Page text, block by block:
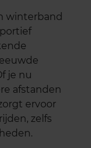
winterband
je nu
afstanden
ervoor
zelfs